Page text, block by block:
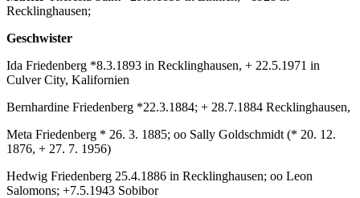
Recklinghausen;
Geschwister
Ida Friedenberg *8.3.1893 in Recklinghausen, + 22.5.1971 in
Culver City, Kalifornien
Bernhardine Friedenberg *22.3.1884; + 28.7.1884 Recklinghausen,
Meta Friedenberg * 26. 3. 1885; oo Sally Goldschmidt (* 20. 12.
1876, + 27. 7. 1956)
Hedwig Friedenberg 25.4.1886 in Recklinghausen; oo Leon
Salomons; +7.5.1943 Sobibor